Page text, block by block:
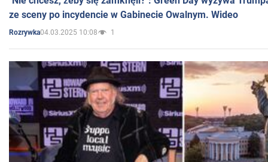
ze sceny po incydencie w Gabinecie Owalnym. Wideo
Rozrywka04.03.2025 10:08 1